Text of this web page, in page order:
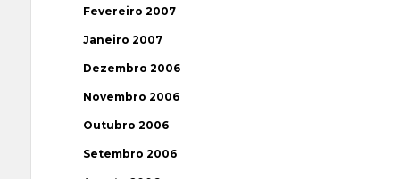
Fevereiro 2007
Janeiro 2007
Dezembro 2006
Novembro 2006
Outubro 2006
Setembro 2006